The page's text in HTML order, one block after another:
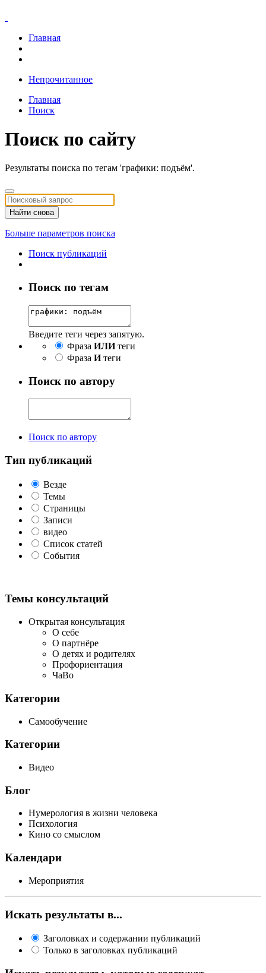
Главная
Непрочитанное
Главная
Поиск
Поиск по сайту
Результаты поиска по тегам 'графики: подъём'.
Найти снова
Больше параметров поиска
Поиск публикаций
Поиск по тегам
Введите теги через запятую.
Фраза ИЛИтеги
Фраза Итеги
Поиск по автору
Поиск по автору
Тип публикаций
Везде
Темы
Страницы
Записи
видео
Список статей
События
Темы консультаций
Открытая консультация
О себе
О партнёре
О детях и родителях
Профориентация
ЧаВо
Категории
Самообучение
Категории
Видео
Блог
Нумерология в жизни человека
Психология
Кино со смыслом
Календари
Мероприятия
Искать результаты в...
Заголовках и содержании публикаций
Только в заголовках публикаций